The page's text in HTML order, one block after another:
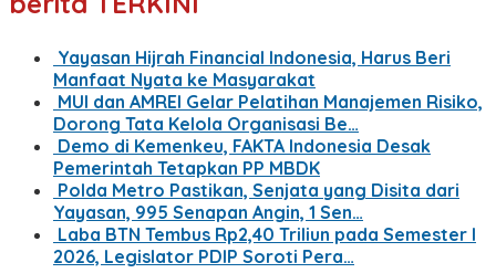
Yayasan Hijrah Financial Indonesia, Harus Beri
Manfaat Nyata ke Masyarakat
MUI dan AMREI Gelar Pelatihan Manajemen Risiko,
Dorong Tata Kelola Organisasi Be…
Demo di Kemenkeu, FAKTA Indonesia Desak
Pemerintah Tetapkan PP MBDK
Polda Metro Pastikan, Senjata yang Disita dari
Yayasan, 995 Senapan Angin, 1 Sen…
Laba BTN Tembus Rp2,40 Triliun pada Semester I
2026, Legislator PDIP Soroti Pera…